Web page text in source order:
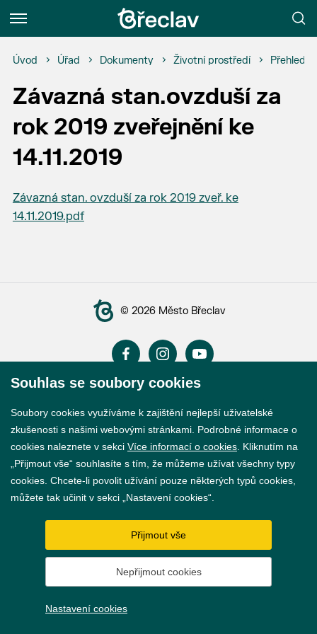
Menu
Úvod Úřad Dokumenty Životní prostředí Přehled
Závazná stan.ovzduší za
rok 2019 zveřejnění ke
14.11.2019
Závazná stan. ovzduší za rok 2019 zveř. ke
14.11.2019.pdf
© 2026 Město Břeclav
GDPR
Nastavení cookies
Vytvořil webProgress
Souhlas se soubory cookies
Soubory cookies využíváme k zajištění nejlepší uživatelské
zkušenosti s našimi webovými stránkami. Podrobné informace o
cookies naleznete v sekci Více informací o cookies . Kliknutím na
„Přijmout vše“ souhlasíte s tím, že můžeme užívat všechny typy
cookies. Chcete-li povolit užívání pouze některých typů cookies,
můžete tak učinit v sekci „Nastavení cookies“.
Přijmout vše
Nepřijmout cookies
Nastavení cookies